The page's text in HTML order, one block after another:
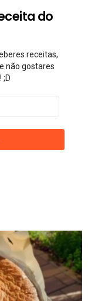
do
receitas,
não gostares
;D